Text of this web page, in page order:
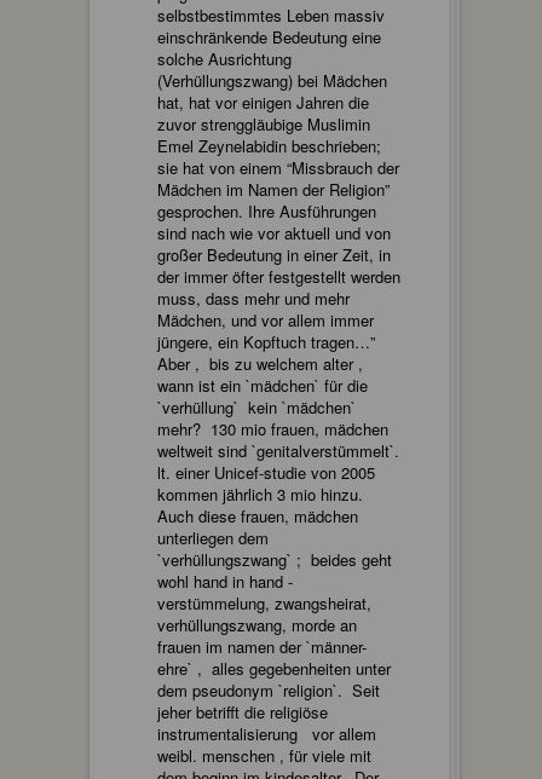
selbstbestimmtes Leben massiv
einschränkende Bedeutung eine
solche Ausrichtung
(Verhüllungszwang) bei Mädchen
hat, hat vor einigen Jahren die
zuvor strenggläubige Muslimin
Emel Zeynelabidin beschrieben;
sie hat von einem “Missbrauch der
Mädchen im Namen der Religion”
gesprochen. Ihre Ausführungen
sind nach wie vor aktuell und von
großer Bedeutung in einer Zeit, in
der immer öfter festgestellt werden
muss, dass mehr und mehr
Mädchen, und vor allem immer
jüngere, ein Kopftuch tragen…”
Aber , bis zu welchem alter ,
wann ist ein `mädchen` für die
`verhüllung` kein `mädchen`
mehr? 130 mio frauen, mädchen
weltweit sind `genitalverstümmelt`.
lt. einer Unicef-studie von 2005
kommen jährlich 3 mio hinzu.
Auch diese frauen, mädchen
unterliegen dem
`verhüllungszwang` ; beides geht
wohl hand in hand -
verstümmelung, zwangsheirat,
verhüllungszwang, morde an
frauen im namen der `männer-
ehre` , alles gegebenheiten unter
dem pseudonym `religion`. Seit
jeher betrifft die religiöse
instrumentalisierung vor allem
weibl. menschen , für viele mit